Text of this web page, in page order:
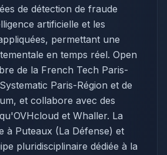
de détection de fraude
artificielle et les
permettant une
en temps réel. Open
de la French Tech Paris-
Paris-Région et de
et collabore avec des
et Whaller. La
à Puteaux (La Défense) et
pluridisciplinaire dédiée à la